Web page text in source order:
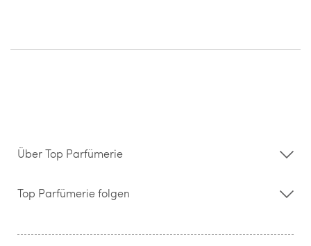
Über Top Parfümerie
Storefinder
Kontakt
Top Parfümerie folgen